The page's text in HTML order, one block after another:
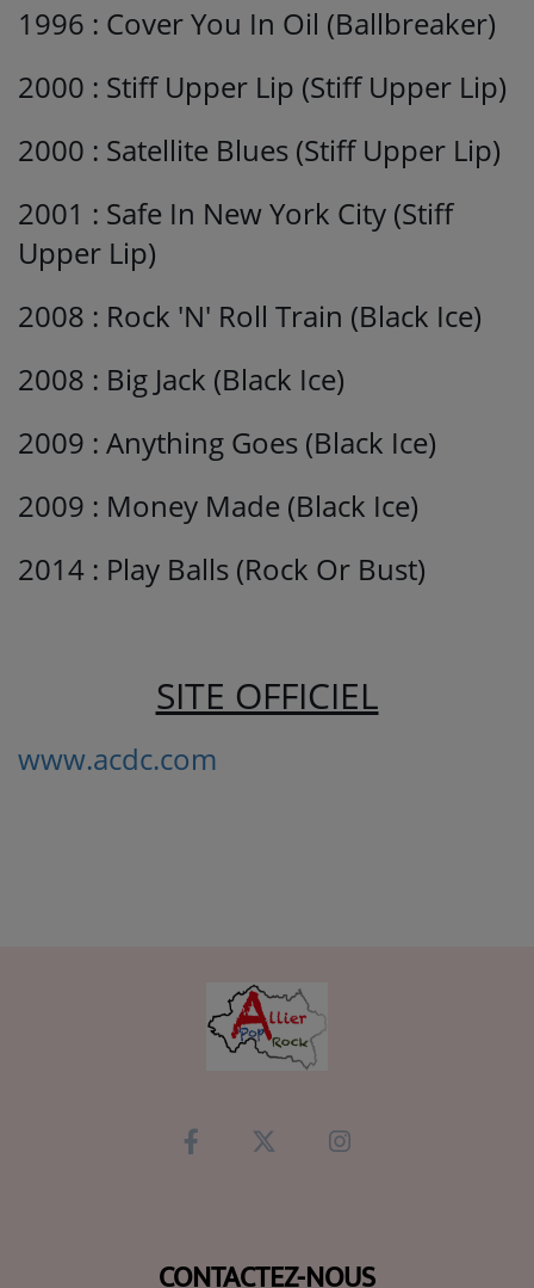
1996 : Cover You In Oil (Ballbreaker)
2000 : Stiff Upper Lip (Stiff Upper Lip)
2000 : Satellite Blues (Stiff Upper Lip)
2001 : Safe In New York City (Stiff
Upper Lip)
2008 : Rock 'N' Roll Train (Black Ice)
2008 : Big Jack (Black Ice)
2009 : Anything Goes (Black Ice)
2009 : Money Made (Black Ice)
2014 : Play Balls (Rock Or Bust)
SITE OFFICIEL
www.acdc.com
CONTACTEZ-NOUS